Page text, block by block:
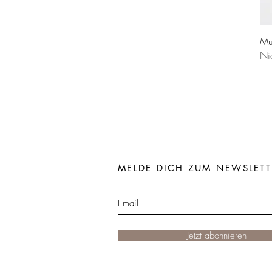
Jetzt abonnieren
MELDE DICH ZUM